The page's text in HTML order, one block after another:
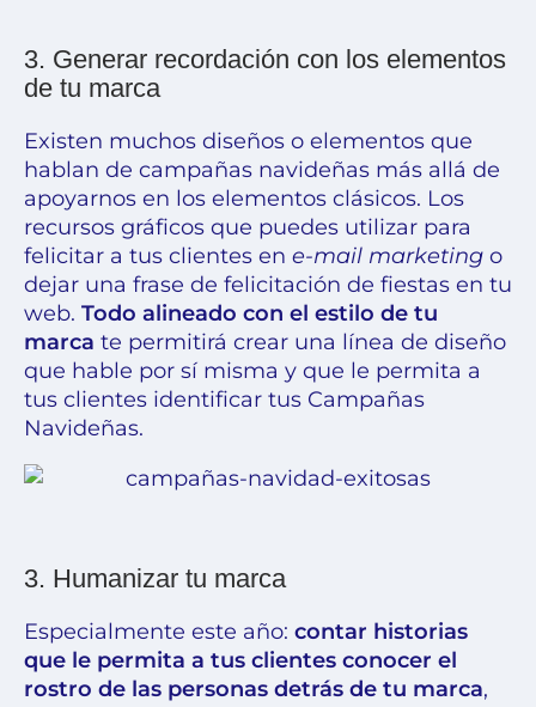
3. Generar recordación con los elementos
de tu marca
Existen muchos diseños o elementos que
hablan de campañas navideñas más allá de
apoyarnos en los elementos clásicos. Los
recursos gráficos que puedes utilizar para
felicitar a tus clientes en e-mail marketing o
dejar una frase de felicitación de fiestas en tu
web. Todo alineado con el estilo de tu
marca te permitirá crear una línea de diseño
que hable por sí misma y que le permita a
tus clientes identificar tus Campañas
Navideñas.
3. Humanizar tu marca
Especialmente este año: contar historias
que le permita a tus clientes conocer el
rostro de las personas detrás de tu marca,